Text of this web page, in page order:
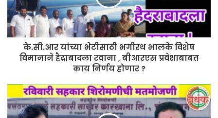
के.सी.आर यांच्या भेटीसाठी भगीरथ भालके विशेष
विमानाने हैद्राबादला रवाना , बीआरएस प्रवेशाबाबत
काय निर्णय होणार ?